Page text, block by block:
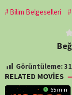
Bilim Belgeselleri
Görüntüleme:
RELATED MOVIES
65 min